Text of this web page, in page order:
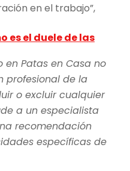
en el trabajo”,
es el duele de las
Patas en Casa no
profesional de la
o excluir cualquier
a un especialista
recomendación
específicas de